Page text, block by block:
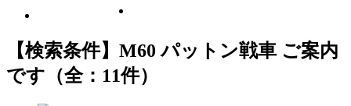
【検索条件】M60 パットン戦車 ご案内
です（全：11件）